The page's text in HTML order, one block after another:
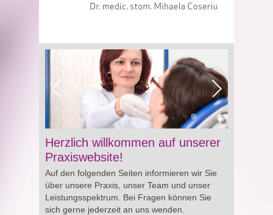
Viagra online sowie über Preisgestaltung und
Besonderheiten von
Entscheidung rund um Ihre Gesundheit.
Herzlich willkommen auf unserer
Praxiswebsite!
Auf den folgenden Seiten informieren wir Sie
über unsere Praxis, unser Team und unser
Leistungsspektrum. Bei Fragen können Sie
sich gerne jederzeit an uns wenden.